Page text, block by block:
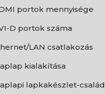
portok mennyisége
D portok száma
LAN csatlakozás
kialakítása
lapkakészlet-család